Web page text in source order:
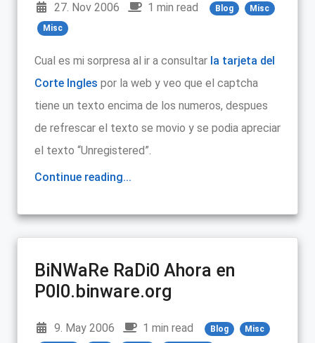
27. Nov 2006 1 min read Blog Misc
Misc
Cual es mi sorpresa al ir a consultar la tarjeta del
Corte Ingles por la web y veo que el captcha
tiene un texto encima de los numeros, despues
de refrescar el texto se movio y se podia apreciar
el texto “Unregistered”.
Continue reading...
BiNWaRe RaDi0 Ahora en
P0l0.binware.org
9. May 2006 1 min read Blog Misc